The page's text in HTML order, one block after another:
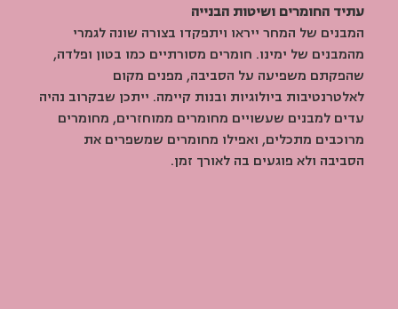
עתיד החומרים ושיטות הבנייה
המבנים של המחר ייראו ויתפקדו בצורה שונה לגמרי
מהמבנים של ימינו. חומרים מסורתיים כמו בטון ופלדה,
שהפקתם משפיעה על הסביבה, מפנים מקום
לאלטרנטיבות ביולוגיות ובנות קיימה. ייתכן שבקרוב נהיה
עדים למבנים שעשויים מחומרים ממוחזרים, מחומרים
מרוכבים מתכלים, ואפילו מחומרים שמשפרים את
הסביבה ולא פוגעים בה לאורך זמן.